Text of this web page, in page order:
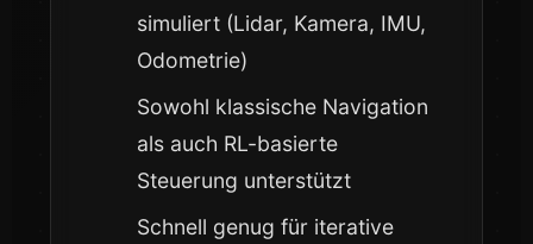
simuliert (Lidar, Kamera, IMU,
Odometrie)
Sowohl klassische Navigation
als auch RL-basierte
Steuerung unterstützt
Schnell genug für iterative